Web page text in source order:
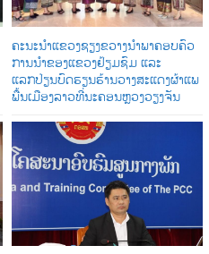
ຄະນະນຳແຂວງຊຽງຂວາງນຳພາຄອບຄົວ
ການນໍາຂອງແຂວງຢ້ຽມຊົມ ແລະ
ແລກປ່ຽນບົດຮຽນຮ້ານວາງສະແດງຜ້າແພ
ພື້ນເມືອງລາວທີ່ນະຄອນຫຼວງວຽງຈັນ